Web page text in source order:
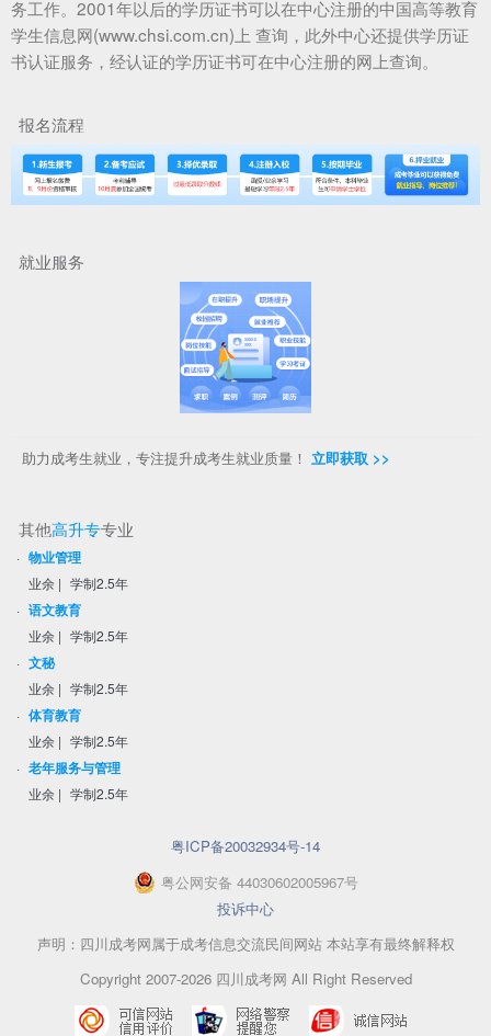
务工作。2001年以后的学历证书可以在中心注册的中国高等教育
学生信息网(www.chsi.com.cn)上 查询，此外中心还提供学历证
书认证服务，经认证的学历证书可在中心注册的网上查询。
报名流程
就业服务
助力成考生就业，专注提升成考生就业质量！ 立即获取 >>
其他高升专专业
· 物业管理
业余 | 学制2.5年
· 语文教育
业余 | 学制2.5年
· 文秘
业余 | 学制2.5年
· 体育教育
业余 | 学制2.5年
· 老年服务与管理
业余 | 学制2.5年
粤ICP备20032934号-14
粤公网安备 44030602005967号
投诉中心
声明：四川成考网属于成考信息交流民间网站 本站享有最终解释权
Copyright 2007-2026 四川成考网 All Right Reserved